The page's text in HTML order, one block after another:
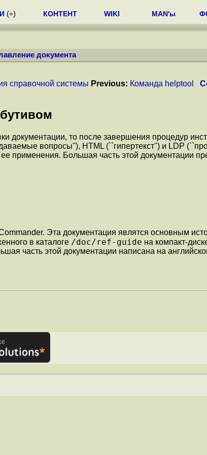
(+) КОНТЕНТ WIKI MAN'ы
документа
справочной системы Previous: Команда helptool
документации, то после завершения процедур
вопросы''), HTML (``гипертекст'') и LDP
применения. Большая часть этой документации
Эта документация являтся основным
в каталоге /doc/ref-guide на компакт-
часть этой документации написана на